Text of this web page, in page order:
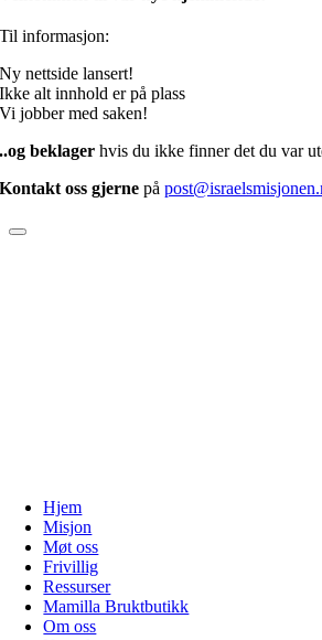
Til informasjon:
Ny nettside lansert!
Ikke alt innhold er på plass
Vi jobber med saken!
..og beklager hvis du ikke finner det du var
Kontakt oss gjerne på
Hjem
Misjon
Møt oss
Frivillig
Ressurser
Mamilla Bruktbutikk
Om oss